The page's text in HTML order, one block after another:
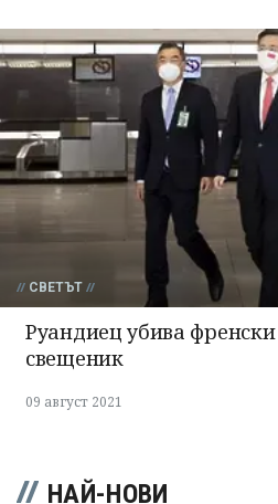
СВЕТЪТ
Руандиец убива
свещеник
09 август 2021
НАЙ-НОВИ